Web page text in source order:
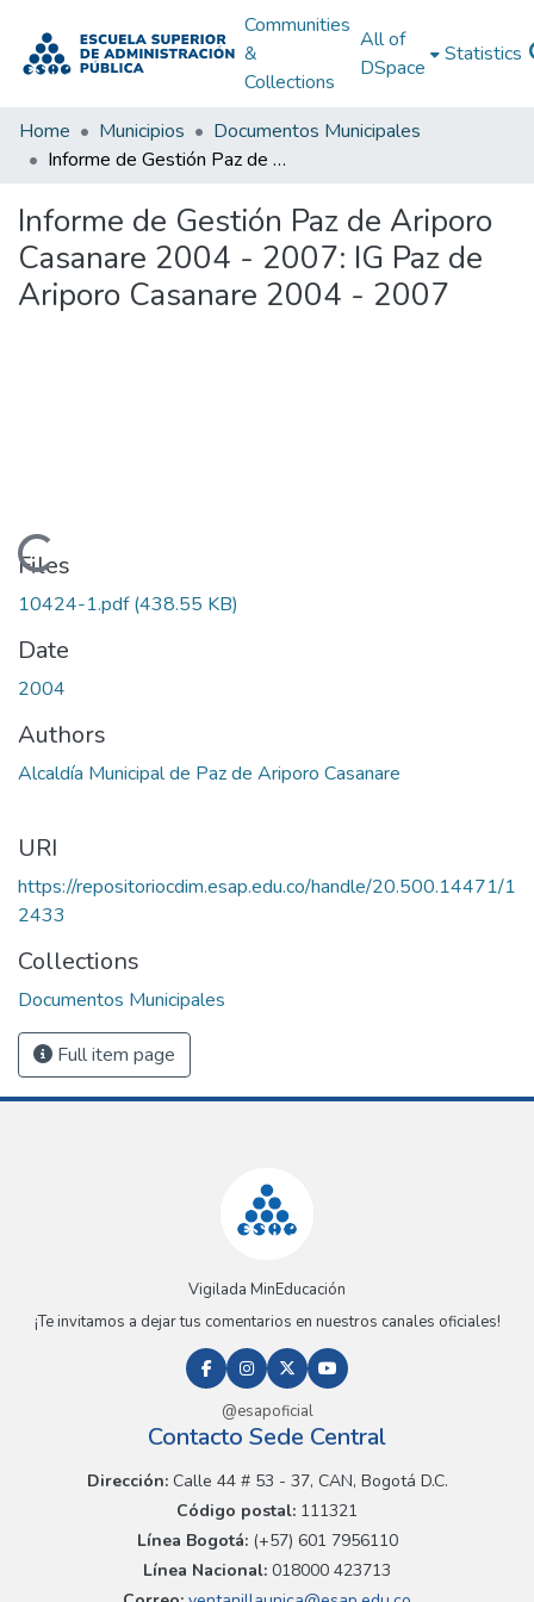
Communities
&
Collections
All of
DSpace
Statistics
Home Municipios
Documentos Municipales
Informe de Gestión Paz de Ariporo Casanare 2004 - 2007: IG Paz de Ariporo Casanare 2004 - 2007
Informe de Gestión Paz de Ariporo
Casanare 2004 - 2007: IG Paz de
Ariporo Casanare 2004 - 2007
Loading...
Files
10424-1.pdf(438.55 KB)
Date
2004
Authors
Alcaldía Municipal de Paz de Ariporo Casanare
URI
https://repositoriocdim.esap.edu.co/handle/20.500.14471/1
2433
Collections
Documentos Municipales
Full item page
Vigilada MinEducación
¡Te invitamos a dejar tus comentarios en nuestros canales oficiales!
@esapoficial
Contacto Sede Central
Dirección:Calle 44 # 53 - 37, CAN, Bogotá D.C.
Código postal: 111321
Línea Bogotá:(+57) 601 7956110
Línea Nacional: 018000 423713